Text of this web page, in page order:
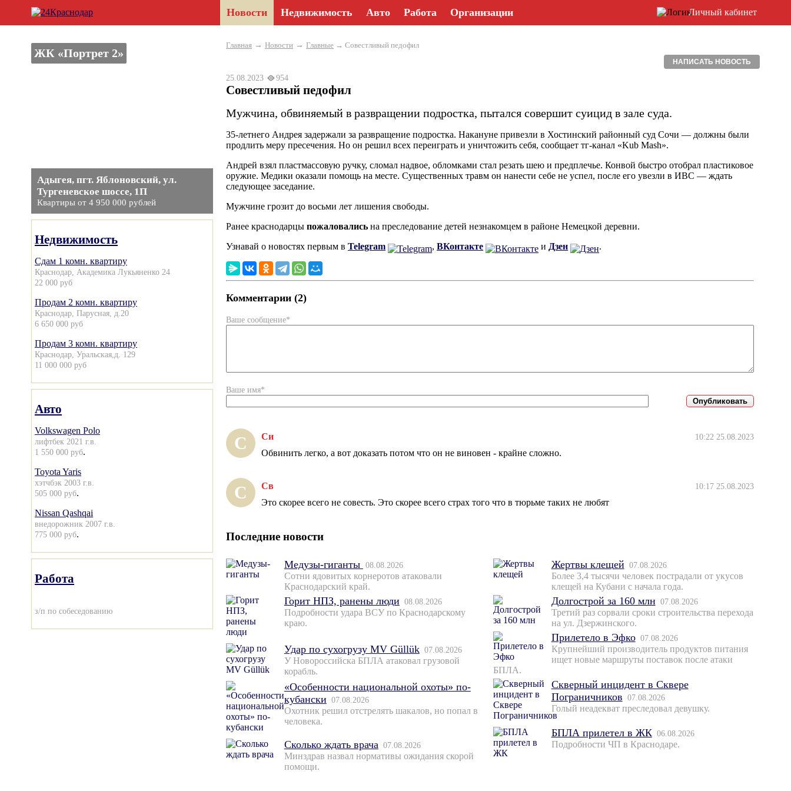
Новости Недвижимость Авто Работа Организации Личный кабинет
ЖК «Портрет 2»
Адыгея, пгт. Яблоновский, ул.
Тургеневское шоссе, 1П
Квартиры от 4 950 000 рублей
Недвижимость
Сдам 1 комн. квартиру
Краснодар, Академика Лукьяненко 24
22 000 руб
Продам 2 комн. квартиру
Краснодар, Парусная, д.20
6 650 000 руб
Продам 3 комн. квартиру
Краснодар, Уральская,д. 129
11 000 000 руб
Авто
Volkswagen Polo
лифтбек 2021 г.в.
1 550 000 руб.
Toyota Yaris
хэтчбэк 2003 г.в.
505 000 руб.
Nissan Qashqai
внедорожник 2007 г.в.
775 000 руб.
Работа
з/п по собеседованию
Главная → Новости → Главные → Совестливый педофил
НАПИСАТЬ НОВОСТЬ
25.08.2023 954
Совестливый педофил
Мужчина, обвиняемый в развращении подростка, пытался совершит суицид в зале суда.
35-летнего Андрея задержали за развращение подростка. Накануне привезли в Хостинский районный суд Cочи — должны были
продлить меру пресечения. Но он решил всех переиграть и уничтожить себя, сообщает тг-канал «Kub Mash».
Андрей взял пластмассовую ручку, сломал надвое, обломками стал резать шею и предплечье. Конвой быстро отобрал пластиковое
оружие. Медики оказали помощь на месте. Существенных травм он нанести себе не успел, после его увезли в ИВС — ждать
следующее заседание.
Мужчине грозит до восьми лет лишения свободы.
Ранее краснодарцы пожаловались на преследование детей незнакомцем в районе Немецкой деревни.
Узнавай о новостях первым в Telegram , ВКонтакте и Дзен .
Комментарии (2)
Ваше сообщение*
Ваше имя*
С Си 10:22 25.08.2023
Обвинить легко, а вот доказать потом что он не виновен - крайне сложно.
С Св 10:17 25.08.2023
Это скорее всего не совесть. Это скорее всего страх того что в тюрьме таких не любят
Последние новости
Медузы-гиганты 08.08.2026
Сотни ядовитых корнеротов атаковали
Краснодарский край.
Горит НПЗ, ранены люди 08.08.2026
Подробности удара ВСУ по Краснодарскому
краю.
Удар по сухогрузу MV Güllük 07.08.2026
У Новороссийска БПЛА атаковал грузовой
корабль.
«Особенности национальной охоты» по-
кубански 07.08.2026
Охотник решил отстрелять шакалов, но попал в
человека.
Сколько ждать врача 07.08.2026
Минздрав назвал нормативы ожидания скорой
помощи.
Жертвы клещей 07.08.2026
Более 3,4 тысячи человек пострадали от укусов
клещей на Кубани с начала года.
Долгострой за 160 млн 07.08.2026
Третий раз сорвали сроки строительства перехода
на ул. Дзержинского.
Прилетело в Эфко 07.08.2026
Крупнейший производитель продуктов питания
ищет новые маршруты поставок после атаки
БПЛА.
Скверный инцидент в Сквере
Пограничников 07.08.2026
Голый неадекват преследовал девушку.
БПЛА прилетел в ЖК 06.08.2026
Подробности ЧП в Краснодаре.